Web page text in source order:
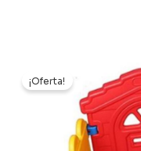
¡Oferta!